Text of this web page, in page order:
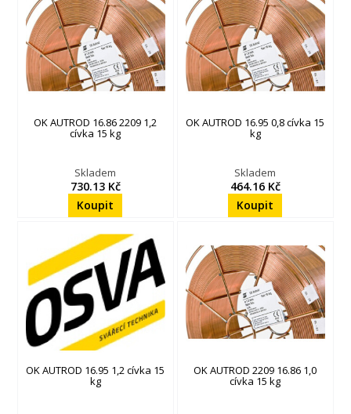
OK AUTROD 16.86 2209 1,2
cívka 15 kg
Skladem
730.13 Kč
OK AUTROD 16.95 0,8 cívka 15
kg
Skladem
464.16 Kč
OK AUTROD 16.95 1,2 cívka 15
kg
OK AUTROD 2209 16.86 1,0
cívka 15 kg